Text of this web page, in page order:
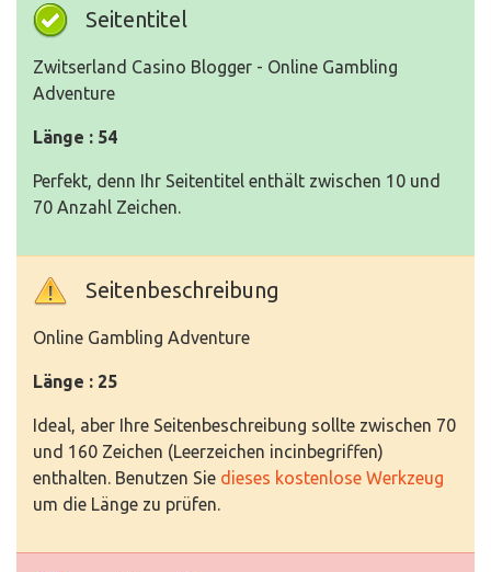
Seitentitel
Zwitserland Casino Blogger - Online Gambling
Adventure
Länge : 54
Perfekt, denn Ihr Seitentitel enthält zwischen 10 und
70 Anzahl Zeichen.
Seitenbeschreibung
Online Gambling Adventure
Länge : 25
Ideal, aber Ihre Seitenbeschreibung sollte zwischen 70
und 160 Zeichen (Leerzeichen incinbegriffen)
enthalten. Benutzen Sie dieses kostenlose Werkzeug
um die Länge zu prüfen.